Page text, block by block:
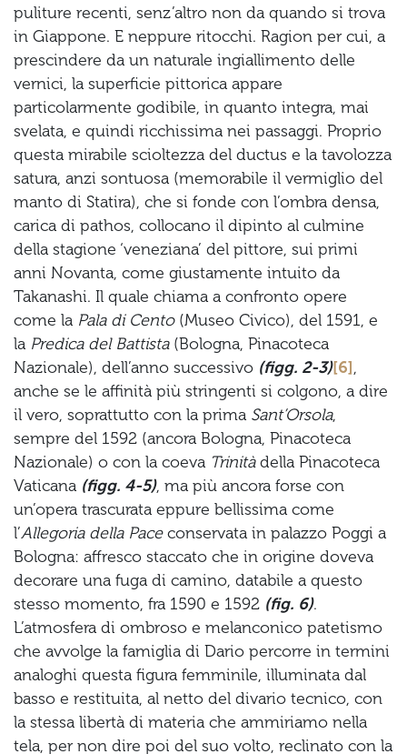
puliture recenti, senz’altro non da quando si trova
in Giappone. E neppure ritocchi. Ragion per cui, a
prescindere da un naturale ingiallimento delle
vernici, la superficie pittorica appare
particolarmente godibile, in quanto integra, mai
svelata, e quindi ricchissima nei passaggi. Proprio
questa mirabile scioltezza del ductus e la tavolozza
satura, anzi sontuosa (memorabile il vermiglio del
manto di Statira), che si fonde con l’ombra densa,
carica di pathos, collocano il dipinto al culmine
della stagione ‘veneziana’ del pittore, sui primi
anni Novanta, come giustamente intuito da
Takanashi. Il quale chiama a confronto opere
come la Pala di Cento(Museo Civico), del 1591, e
la Predica del Battista(Bologna, Pinacoteca
Nazionale), dell’anno successivo (figg. 2-3)[6],
anche se le affinità più stringenti si colgono, a dire
il vero, soprattutto con la prima Sant’Orsola,
sempre del 1592 (ancora Bologna, Pinacoteca
Nazionale) o con la coeva Trinitàdella Pinacoteca
Vaticana (figg. 4-5), ma più ancora forse con
un’opera trascurata eppure bellissima come
l’Allegoria della Paceconservata in palazzo Poggi a
Bologna: affresco staccato che in origine doveva
decorare una fuga di camino, databile a questo
stesso momento, fra 1590 e 1592 (fig. 6).
L’atmosfera di ombroso e melanconico patetismo
che avvolge la famiglia di Dario percorre in termini
analoghi questa figura femminile, illuminata dal
basso e restituita, al netto del divario tecnico, con
la stessa libertà di materia che ammiriamo nella
tela, per non dire poi del suo volto, reclinato con la